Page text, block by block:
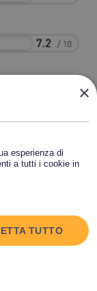
×
esperienza di
a tutti i cookie in
TUTTO